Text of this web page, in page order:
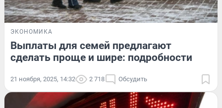
ЭКОНОМИКА
Выплаты для семей предлагают
сделать проще и шире: подробности
21 ноября, 2025, 14:32 2 718 Обсудить